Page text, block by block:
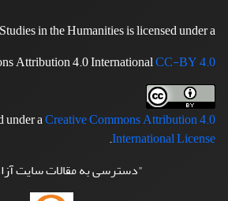
in the Humanities is licensed under a
Attribution 4.0 InternationalCC-BY 4.0
under aCreative Commons Attribution 4.0
International License
.
"دسترسی به مقالات سایت